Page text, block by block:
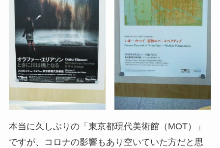
本当に久しぶりの「東京都現代美術館（MOT）」
ですが、コロナの影響もあり空いていた方だと思